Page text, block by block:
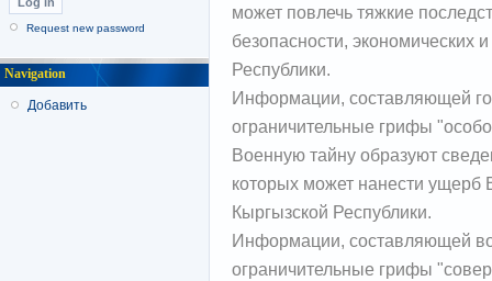
может повлечь тяжкие
безопасности, экономических
Республики.
Информации, составляющей
ограничительные грифы
Военную тайну образуют
которых может нанести
Кыргызской Республики.
Информации, составляющей
ограничительные грифы
Request new password
Navigation
Добавить